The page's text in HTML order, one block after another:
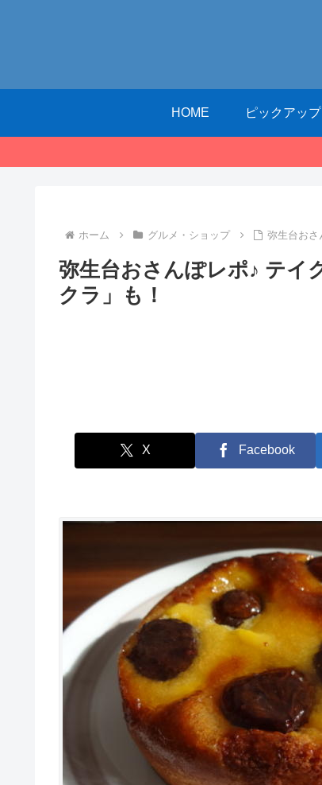
HOME ピックアップ
ホーム グルメ・ショップ 弥生台おさ
弥生台おさんぽレポ♪ テイ
クラ」も！
X Facebook